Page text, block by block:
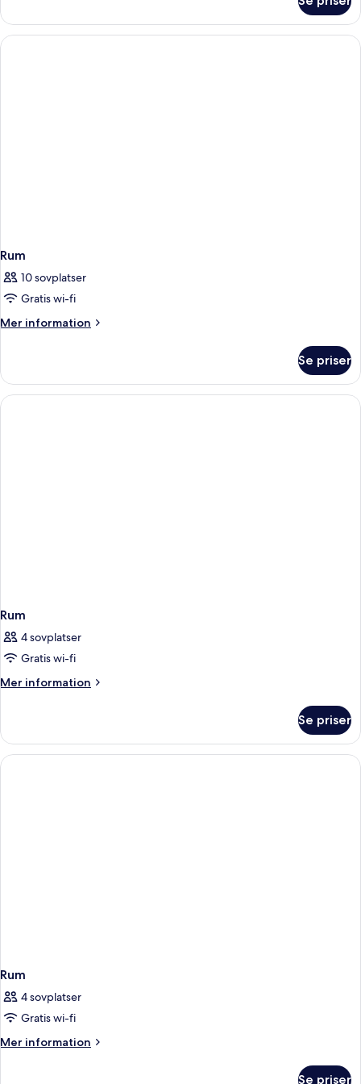
rum
terrass
Rum
10 sovplatser
Gratis wi-fi
Mer information
Mer
Se priser
Rum
4 sovplatser
Gratis wi-fi
Mer information
Mer
Se priser
Rum
4 sovplatser
Gratis wi-fi
Mer information
Mer
Se priser